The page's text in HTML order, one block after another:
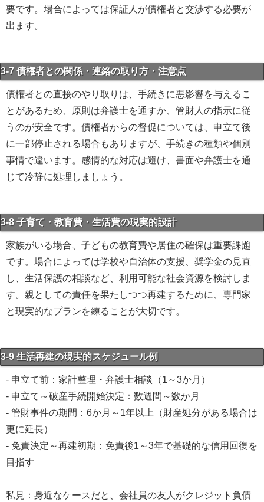
要です。場合によっては保証人が債権者と交渉する必要が
出ます。
3-7 債権者との関係・連絡の取り方・注意点
債権者との直接のやり取りは、手続きに悪影響を与えるこ
とがあるため、原則は弁護士を通すか、管財人の指示に従
うのが安全です。債権者からの督促については、申立て後
に一部停止される場合もありますが、手続きの種類や個別
事情で違います。感情的な対応は避け、書面や弁護士を通
じて冷静に処理しましょう。
3-8 子育て・教育費・生活費の現実的設計
家族がいる場合、子どもの教育費や居住の確保は重要課題
です。場合によっては学校や自治体の支援、奨学金の見直
し、生活保護の相談など、利用可能な社会資源を検討しま
す。親としての責任を果たしつつ再建するために、専門家
と現実的なプランを練ることが大切です。
3-9 生活再建の現実的スケジュール例
- 申立て前：家計整理・弁護士相談（1～3か月）
- 申立て～破産手続開始決定：数週間～数か月
- 管財事件の期間：6か月～1年以上（財産処分がある場合は
更に延長）
- 免責決定～再建初期：免責後1～3年で基礎的な信用回復を
目指す
私見：身近なケースだと、会社員の友人がクレジット負債